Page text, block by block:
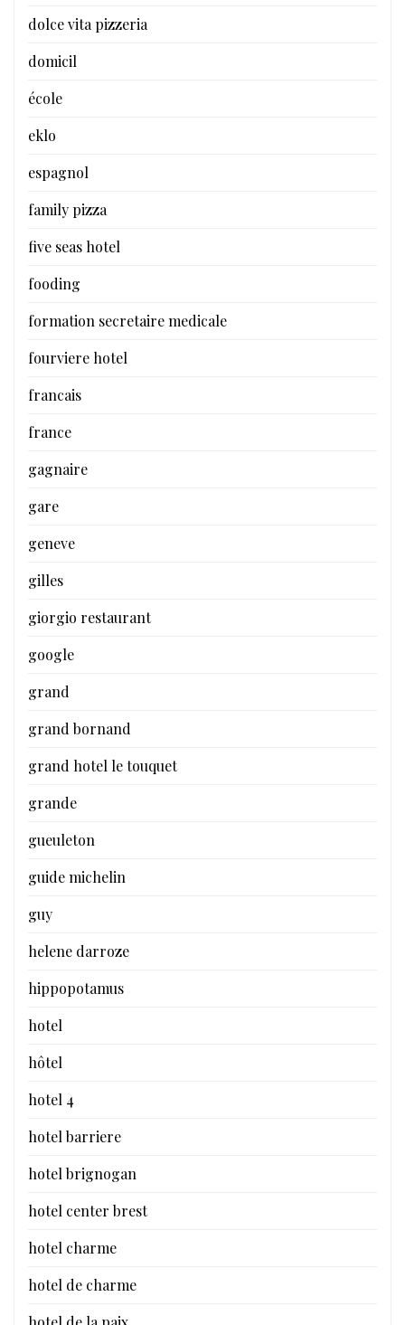
dolce vita pizzeria
domicil
école
eklo
espagnol
family pizza
five seas hotel
fooding
formation secretaire medicale
fourviere hotel
francais
france
gagnaire
gare
geneve
gilles
giorgio restaurant
google
grand
grand bornand
grand hotel le touquet
grande
gueuleton
guide michelin
guy
helene darroze
hippopotamus
hotel
hôtel
hotel 4
hotel barriere
hotel brignogan
hotel center brest
hotel charme
hotel de charme